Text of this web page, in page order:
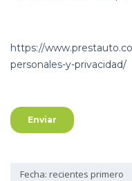
Fecha: recientes primero